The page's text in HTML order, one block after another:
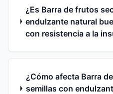
¿Es Barra de frutos
endulzante natural
con resistencia a la
¿Cómo afecta Barra
semillas con